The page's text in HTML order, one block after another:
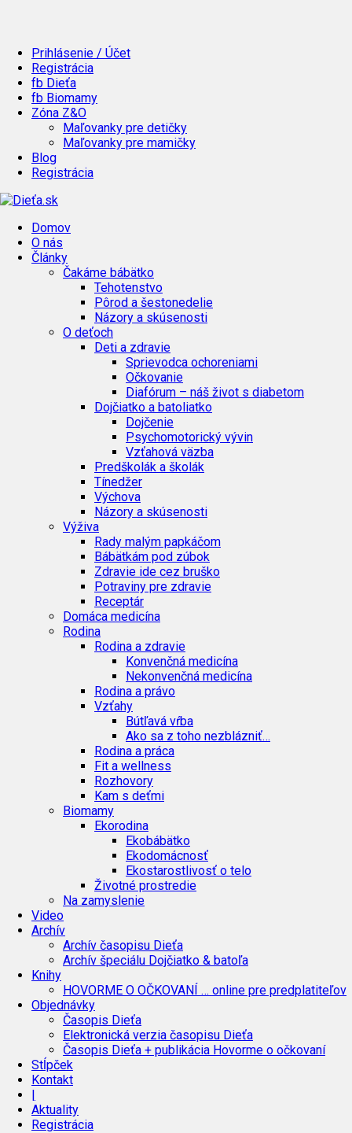
Prihlásenie / Účet
Registrácia
fb Dieťa
fb Biomamy
Zóna Z&O
Maľovanky pre detičky
Maľovanky pre mamičky
Blog
Registrácia
Domov
O nás
Články
Čakáme bábätko
Tehotenstvo
Pôrod a šestonedelie
Názory a skúsenosti
O deťoch
Deti a zdravie
Sprievodca ochoreniami
Očkovanie
Diafórum – náš život s diabetom
Dojčiatko a batoliatko
Dojčenie
Psychomotorický vývin
Vzťahová väzba
Predškolák a školák
Tínedžer
Výchova
Názory a skúsenosti
Výživa
Rady malým papkáčom
Bábätkám pod zúbok
Zdravie ide cez bruško
Potraviny pre zdravie
Receptár
Domáca medicína
Rodina
Rodina a zdravie
Konvenčná medicína
Nekonvenčná medicína
Rodina a právo
Vzťahy
Bútľavá vŕba
Ako sa z toho nezblázniť…
Rodina a práca
Fit a wellness
Rozhovory
Kam s deťmi
Biomamy
Ekorodina
Ekobábätko
Ekodomácnosť
Ekostarostlivosť o telo
Životné prostredie
Na zamyslenie
Video
Archív
Archív časopisu Dieťa
Archív špeciálu Dojčiatko & batoľa
Knihy
HOVORME O OČKOVANÍ … online pre predplatiteľov
Objednávky
Časopis Dieťa
Elektronická verzia časopisu Dieťa
Časopis Dieťa + publikácia Hovorme o očkovaní
Stĺpček
Kontakt
|
Aktuality
Registrácia